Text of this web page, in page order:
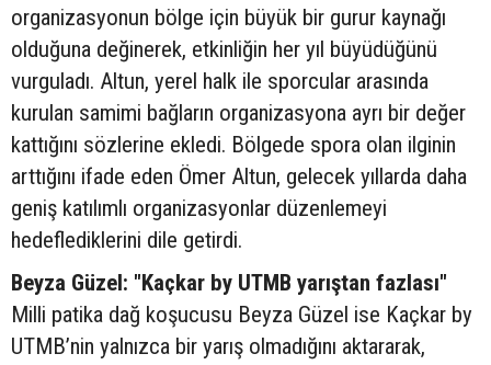
organizasyonun bölge için büyük bir gurur kaynağı
olduğuna değinerek, etkinliğin her yıl büyüdüğünü
vurguladı. Altun, yerel halk ile sporcular arasında
kurulan samimi bağların organizasyona ayrı bir değer
kattığını sözlerine ekledi. Bölgede spora olan ilginin
arttığını ifade eden Ömer Altun, gelecek yıllarda daha
geniş katılımlı organizasyonlar düzenlemeyi
hedeflediklerini dile getirdi.
Beyza Güzel: "Kaçkar by UTMB yarıştan fazlası"
Milli patika dağ koşucusu Beyza Güzel ise Kaçkar by
UTMB’nin yalnızca bir yarış olmadığını aktararak,